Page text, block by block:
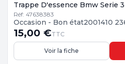
Trappe D'essence Bmw Serie 3
Réf: 47638383
Occasion - Bon état2001410
15,00 €TTC
Voir la fiche